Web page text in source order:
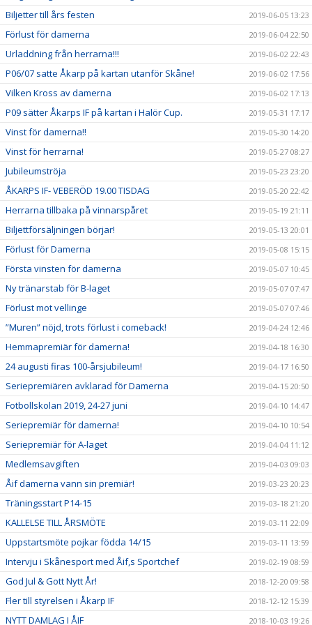
Biljetter till års festen 2019-06-05 13:23
Förlust för damerna 2019-06-04 22:50
Urladdning från herrarna!!! 2019-06-02 22:43
P06/07 satte Åkarp på kartan utanför Skåne! 2019-06-02 17:56
Vilken Kross av damerna 2019-06-02 17:13
P09 sätter Åkarps IF på kartan i Halör Cup. 2019-05-31 17:17
Vinst för damerna!! 2019-05-30 14:20
Vinst för herrarna! 2019-05-27 08:27
Jubileumströja 2019-05-23 23:20
ÅKARPS IF- VEBERÖD 19.00 TISDAG 2019-05-20 22:42
Herrarna tillbaka på vinnarspåret 2019-05-19 21:11
Biljettförsäljningen börjar! 2019-05-13 20:01
Förlust för Damerna 2019-05-08 15:15
Första vinsten för damerna 2019-05-07 10:45
Ny tränarstab för B-laget 2019-05-07 07:47
Förlust mot vellinge 2019-05-07 07:46
”Muren” nöjd, trots förlust i comeback! 2019-04-24 12:46
Hemmapremiär för damerna! 2019-04-18 16:30
24 augusti firas 100-årsjubileum! 2019-04-17 16:50
Seriepremiären avklarad för Damerna 2019-04-15 20:50
Fotbollskolan 2019, 24-27 juni 2019-04-10 14:47
Seriepremiär för damerna! 2019-04-10 10:54
Seriepremiär för A-laget 2019-04-04 11:12
Medlemsavgiften 2019-04-03 09:03
Åif damerna vann sin premiär! 2019-03-23 20:23
Träningsstart P14-15 2019-03-18 21:20
KALLELSE TILL ÅRSMÖTE 2019-03-11 22:09
Uppstartsmöte pojkar födda 14/15 2019-03-11 13:59
Intervju i Skånesport med Åif,s Sportchef 2019-02-19 08:59
God Jul & Gott Nytt År! 2018-12-20 09:58
Fler till styrelsen i Åkarp IF 2018-12-12 15:39
NYTT DAMLAG I ÅIF 2018-10-03 19:26